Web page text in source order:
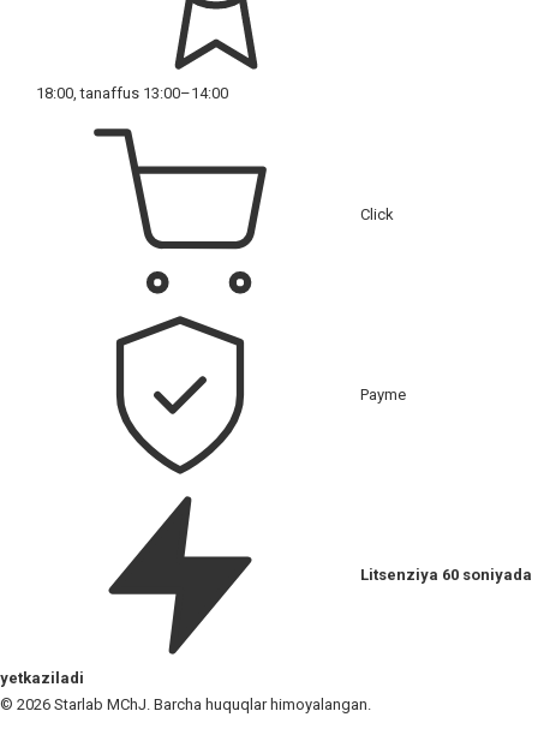
18:00, tanaffus 13:00–14:00
Click
Payme
Litsenziya 60 soniyada
yetkaziladi
© 2026 Starlab MChJ. Barcha huquqlar himoyalangan.